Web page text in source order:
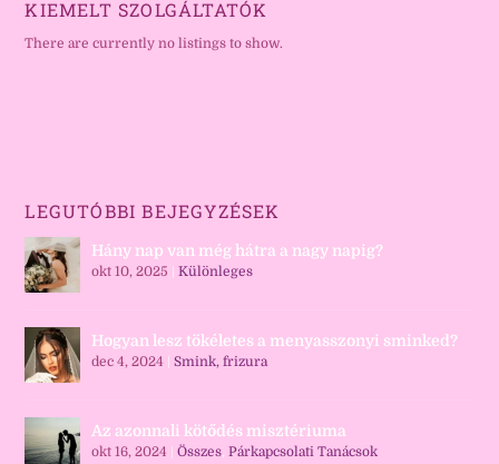
KIEMELT SZOLGÁLTATÓK
There are currently no listings to show.
LEGUTÓBBI BEJEGYZÉSEK
Hány nap van még hátra a nagy napig?
okt 10, 2025 |Különleges
Hogyan lesz tökéletes a menyasszonyi sminked?
dec 4, 2024 |Smink, frizura
Az azonnali kötődés misztériuma
okt 16, 2024 |Összes ,Párkapcsolati Tanácsok